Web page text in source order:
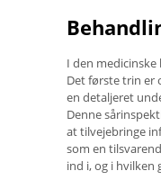
I den
Det første trin er
en detaljeret
Denne
at tilvejebringe
som en
ind i, og i hvilken